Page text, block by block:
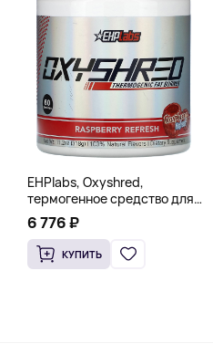
EHPlabs, Oxyshred,
термогенное средство для
сжигания жира, малиновое
освежение, 318 г (11,2 унции)
6 776 ₽
КУПИТЬ